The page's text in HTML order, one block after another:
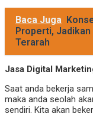
Baca Juga
Properti,
Terarah
Jasa Digital
Saat anda bekerja
maka anda seolah
sendiri. Kita akan